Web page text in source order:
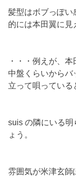
髪型はボブっぽい
的には本田翼に見
・・・例えが、
中盤くらいからバ
立って唄っている
suis の隣にいる
ょう。
雰囲気が米津玄師